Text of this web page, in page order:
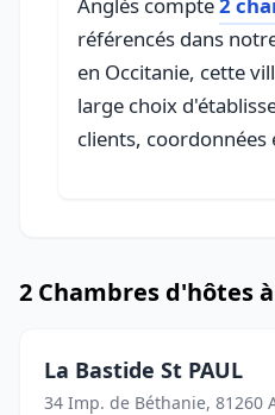
référencés dans
en Occitanie, cette
large choix
clients, coordonnées
2 Chambres d'hôtes
La Bastide St PAUL
34 Imp. de Béthanie, 81260